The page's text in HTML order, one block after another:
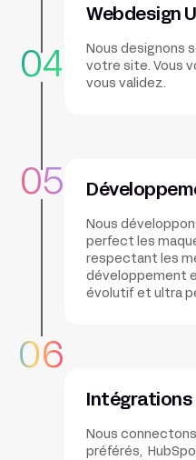
04
05
06
Webdesign
Nous designons
votre site. Vous
vous validez.
Nous
perfect les
respectant les
développement
évolutif et ultra
Nous
préférés,